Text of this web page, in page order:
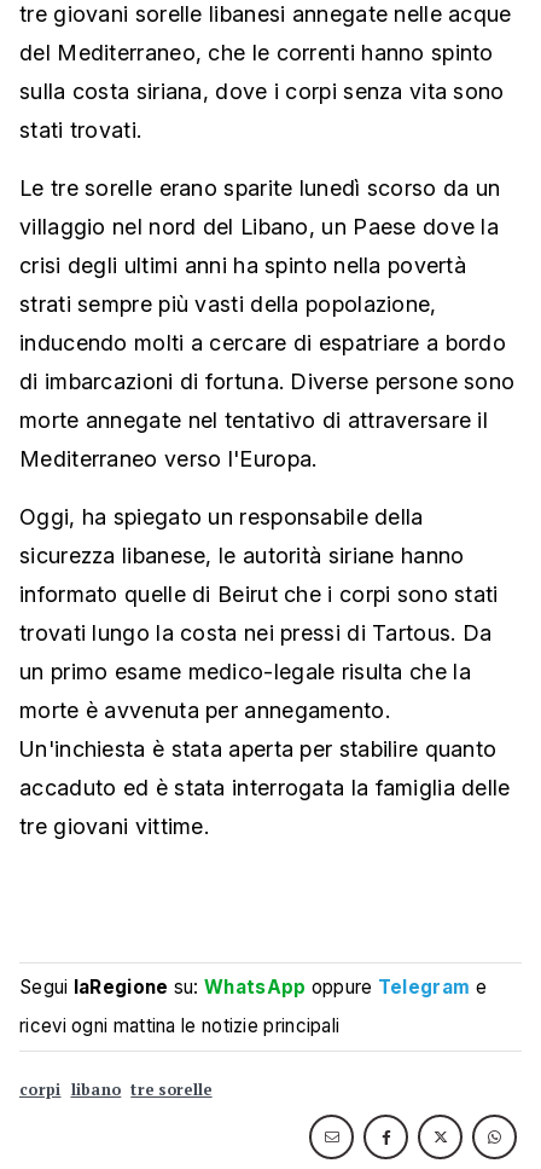
tre giovani sorelle libanesi annegate nelle acque
del Mediterraneo, che le correnti hanno spinto
sulla costa siriana, dove i corpi senza vita sono
stati trovati.
Le tre sorelle erano sparite lunedì scorso da un
villaggio nel nord del Libano, un Paese dove la
crisi degli ultimi anni ha spinto nella povertà
strati sempre più vasti della popolazione,
inducendo molti a cercare di espatriare a bordo
di imbarcazioni di fortuna. Diverse persone sono
morte annegate nel tentativo di attraversare il
Mediterraneo verso l'Europa.
Oggi, ha spiegato un responsabile della
sicurezza libanese, le autorità siriane hanno
informato quelle di Beirut che i corpi sono stati
trovati lungo la costa nei pressi di Tartous. Da
un primo esame medico-legale risulta che la
morte è avvenuta per annegamento.
Un'inchiesta è stata aperta per stabilire quanto
accaduto ed è stata interrogata la famiglia delle
tre giovani vittime.
Segui laRegione su:WhatsApp oppure Telegram e
ricevi ogni mattina le notizie principali
corpi libano tre sorelle